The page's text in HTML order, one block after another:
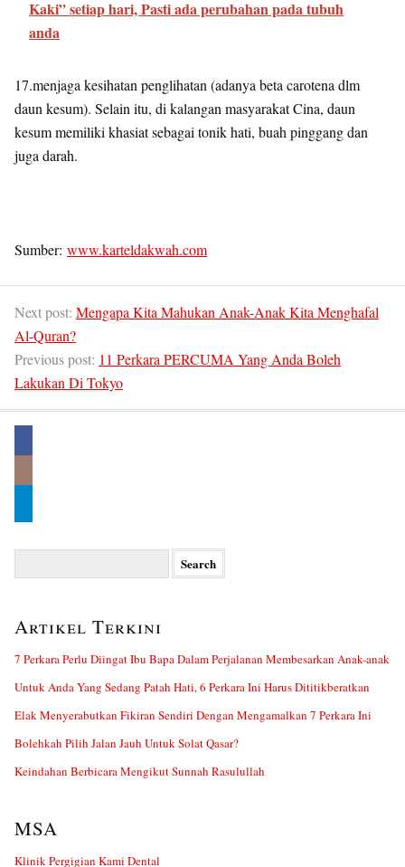
Kaki” setiap hari, Pasti ada perubahan pada tubuh
anda
17.menjaga kesihatan penglihatan (adanya beta carotena dlm
daun kesum). Selain itu, di kalangan masyarakat Cina, daun
kesum memiliki khasiat sebagai tonik hati, buah pinggang dan
juga darah.
Sumber: www.karteldakwah.com
Next post: Mengapa Kita Mahukan Anak-Anak Kita Menghafal
Al-Quran?
Previous post: 11 Perkara PERCUMA Yang Anda Boleh
Lakukan Di Tokyo
Artikel Terkini
7 Perkara Perlu Diingat Ibu Bapa Dalam Perjalanan Membesarkan Anak-anak
Untuk Anda Yang Sedang Patah Hati, 6 Perkara Ini Harus Dititikberatkan
Elak Menyerabutkan Fikiran Sendiri Dengan Mengamalkan 7 Perkara Ini
Bolehkah Pilih Jalan Jauh Untuk Solat Qasar?
Keindahan Berbicara Mengikut Sunnah Rasulullah
MSA
Klinik Pergigian Kami Dental